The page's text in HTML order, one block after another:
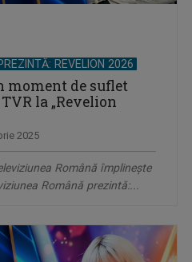
REVELION 2026
moment de suflet
la „Revelion
2025
Română împlinește
Română prezintă:...